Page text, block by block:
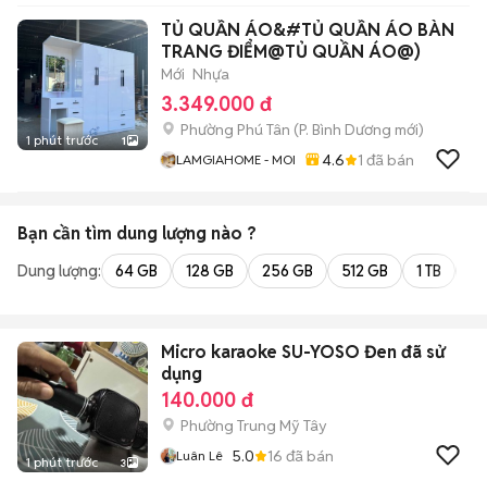
1 phút trước 1
TỦ QUẦN ÁO&#TỦ QUẦN ÁO BÀN
TRANG ĐIỂM@TỦ QUẦN ÁO@)
Mới Nhựa
3.349.000 đ
Phường Phú Tân (P. Bình Dương mới)
LAMGIAHOME - MOI 4.6 1 đã bán
Bạn cần tìm dung lượng nào ?
Dung lượng: 64 GB 128 GB 256 GB 512 GB 1 TB
1 phút trước 3
Micro karaoke SU-YOSO Đen đã sử
dụng
140.000 đ
Phường Trung Mỹ Tây
Luân Lê 5.0 16 đã bán